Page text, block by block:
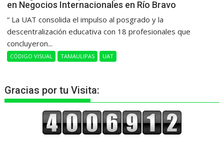
en Negocios Internacionales en Río Bravo
“ La UAT consolida el impulso al posgrado y la
descentralización educativa con 18 profesionales que
concluyeron...
CÓDIGO VISUAL TAMAULIPAS UAT
Gracias por tu Visita: